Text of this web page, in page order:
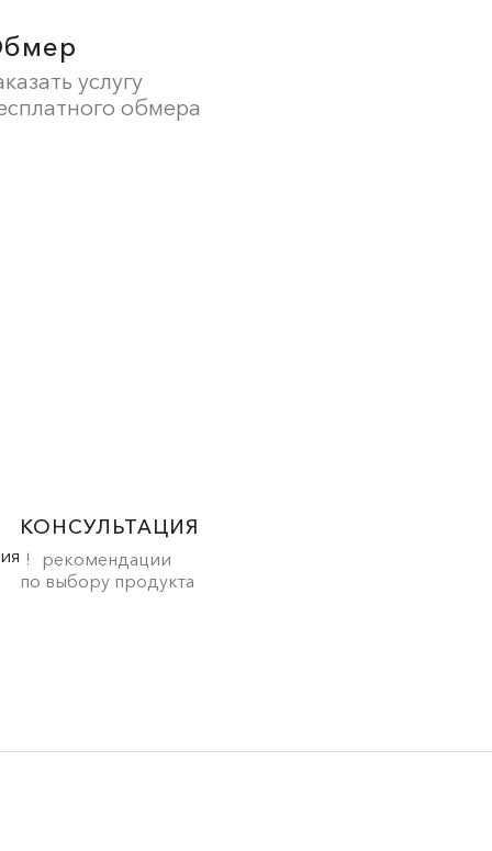
услугу
обмера
КОНСУЛЬТАЦИЯ
рекомендации
по выбору продукта